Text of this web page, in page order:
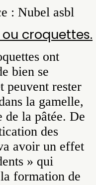
: Nubel asbl
ou croquettes.
ont
bien se
peuvent rester
la gamelle,
de la pâtée. De
des
avoir un effet
» qui
formation de